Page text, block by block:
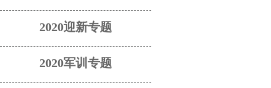
2020迎新专题
2020军训专题